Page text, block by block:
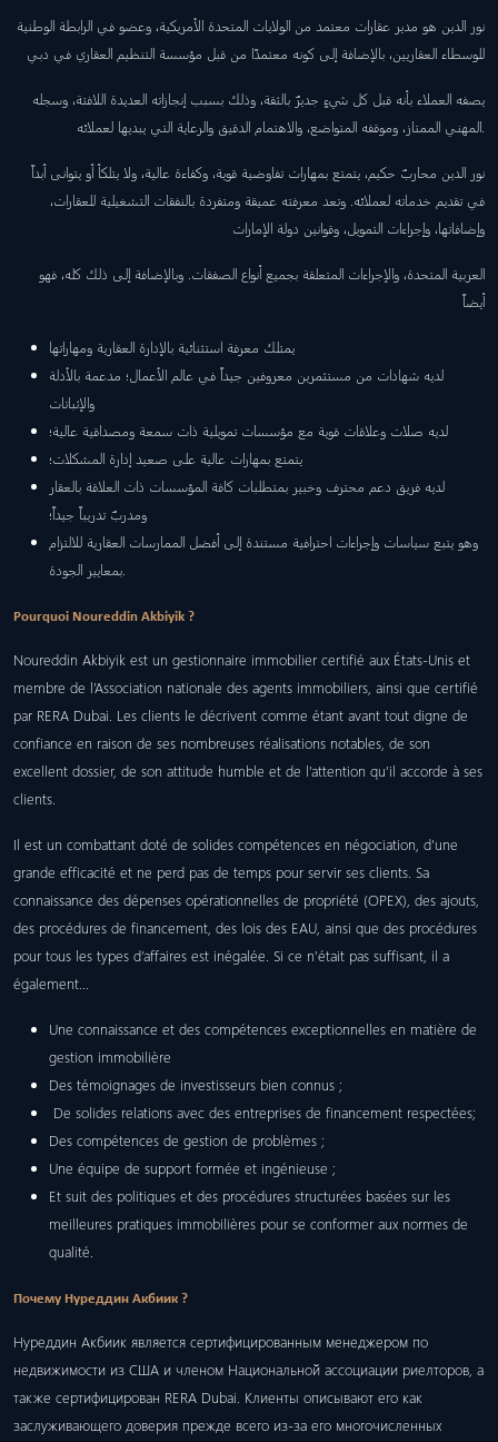
نور الدين هو مدير عقارات معتمد من الولايات المتحدة الأمريكية، وعضو في الرابطة الوطنية
للوسطاء العقاريين، بالإضافة إلى كونه معتمدًا من قبل مؤسسة التنظيم العقاري في دبي
يصفه العملاء بأنه قبل كل شيءٍ جديرٌ بالثقة، وذلك بسبب إنجازاته العديدة اللافتة، وسجله
المهني الممتاز، وموقفه المتواضع، والاهتمام الدقيق والرعاية التي يبديها لعملائه.
نور الدين محاربٌ حكيم، يتمتع بمهارات تفاوضية قوية، وكفاءة عالية، ولا يتلكأ أو يتوانى أبداً
في تقديم خدماته لعملائه. وتعد معرفته عميقة ومتفردة بالنفقات التشغيلية للعقارات،
وإضافاتها، وإجراءات التمويل، وقوانين دولة الإمارات
العربية المتحدة، والإجراءات المتعلقة بجميع أنواع الصفقات. وبالإضافة إلى ذلك كله، فهو
أيضاً
يمتلك معرفة استثنائية بالإدارة العقارية ومهاراتها
لديه شهادات من مستثمرين معروفين جيداً في عالم الأعمال؛ مدعمة بالأدلة
والإثباتات
لديه صلات وعلاقات قوية مع مؤسسات تمويلية ذات سمعة ومصداقية عالية؛
يتمتع بمهارات عالية على صعيد إدارة المشكلات؛
لديه فريق دعم محترف وخبير بمتطلبات كافة المؤسسات ذات العلاقة بالعقار
ومدربٌ تدريباً جيداً؛
وهو يتبع سياسات وإجراءات احترافية مستندة إلى أفضل الممارسات العقارية للالتزام
بمعايير الجودة.
Pourquoi Noureddin Akbiyik ?
Noureddin Akbiyik est un gestionnaire immobilier certifié aux États-Unis et
membre de l’Association nationale des agents immobiliers, ainsi que certifié
par RERA Dubai. Les clients le décrivent comme étant avant tout digne de
confiance en raison de ses nombreuses réalisations notables, de son
excellent dossier, de son attitude humble et de l’attention qu’il accorde à ses
clients.
Il est un combattant doté de solides compétences en négociation, d’une
grande efficacité et ne perd pas de temps pour servir ses clients. Sa
connaissance des dépenses opérationnelles de propriété (OPEX), des ajouts,
des procédures de financement, des lois des EAU, ainsi que des procédures
pour tous les types d’affaires est inégalée. Si ce n’était pas suffisant, il a
également…
Une connaissance et des compétences exceptionnelles en matière de
gestion immobilière
Des témoignages de investisseurs bien connus ;
De solides relations avec des entreprises de financement respectées;
Des compétences de gestion de problèmes ;
Une équipe de support formée et ingénieuse ;
Et suit des politiques et des procédures structurées basées sur les
meilleures pratiques immobilières pour se conformer aux normes de
qualité.
Почему Нуреддин Акбиик ?
Нуреддин Акбиик является сертифицированным менеджером по
недвижимости из США и членом Национальной ассоциации риелторов, а
также сертифицирован RERA Dubai. Клиенты описывают его как
заслуживающего доверия прежде всего из-за его многочисленных